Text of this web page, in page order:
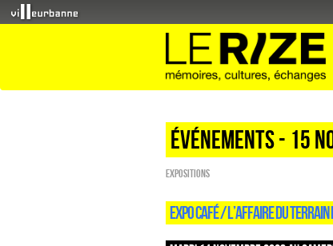
Événements - 15
EXPOSITIONS
EXPO CAFÉ / L’AFFAIRE DU